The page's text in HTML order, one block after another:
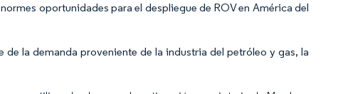
oportunidades para el despliegue de ROV en América del
la demanda proveniente de la industria del petróleo y gas, la